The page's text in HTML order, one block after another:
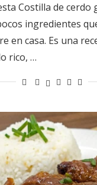
Costilla de cerdo
ingredientes
en casa. Es una
rico, …